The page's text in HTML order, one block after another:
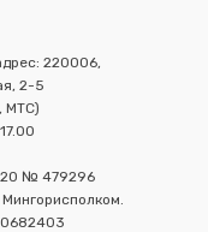
220006,
2-5
МТС)
№ 479296